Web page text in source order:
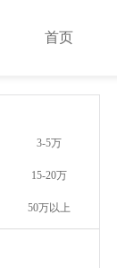
首页
3-5万
15-20万
50万以上